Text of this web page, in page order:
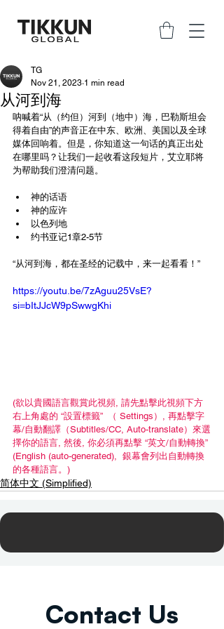
从河到海
TG
Nov 21, 2023 1 min read
呐喊着“从（约但）河到（地中）海，巴勒斯坦会
得着自由”的声音正在中东、欧洲、美国以及全球
媒体回响着。但是，你知道这一句话的真正出处
在哪里吗？让我们一起收看这段短片，艾立耶将
为帮助我们澄清问题。
神的话语
神的应许
以色列地
约书亚记1章2-5节
“从河到海，都在圣经的记载中，来一起看看！”
https://youtu.be/7zAguu25VsE?
si=bItJJcW9pSwwgKhi
(欲以貴國語言觀賞此視頻, 請先點擊此視頻下方
右上角處的 “設置標籤”  （ Settings）, 再點擊字
幕/自動翻譯（Subtitles/CC, Auto-translate）來選
擇你的語言, 然後, 你必須再點擊 “英文/自動轉換”
(English (auto-generated),  銀幕會列出自動轉換
的各種語言。)
简体中文 (Simplified)
Contact Us